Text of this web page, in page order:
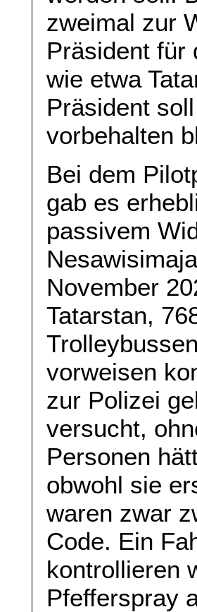
zweimal zur
Präsident für
wie etwa
Präsident
vorbehalten
Bei dem
gab es
passivem
November
Tatarstan,
vorweisen
zur Polizei
versucht,
Personen
obwohl sie
waren zwar
Code. Ein
kontrollieren
Pfefferspray